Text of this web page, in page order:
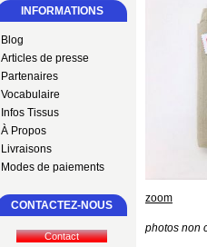
INFORMATIONS
Blog
Articles de presse
Partenaires
Vocabulaire
Infos Tissus
À Propos
Livraisons
Modes de paiements
CONTACTEZ-NOUS
zoom
photos non